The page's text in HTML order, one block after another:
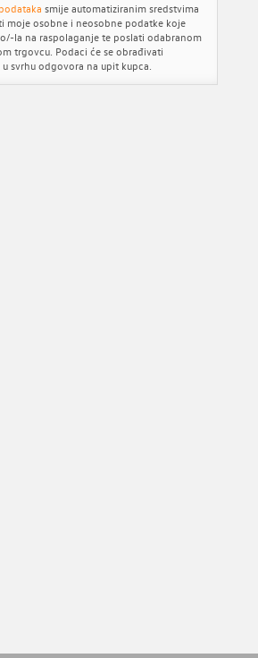
smije automatiziranim sredstvima
moje osobne i neosobne podatke koje
la na raspolaganje te poslati odabranom
trgovcu. Podaci će se obrađivati
svrhu odgovora na upit kupca.